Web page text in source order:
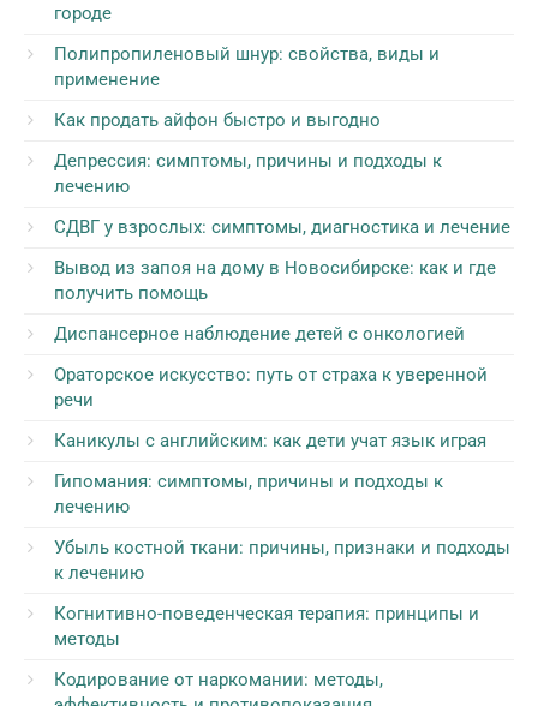
городе
Полипропиленовый шнур: свойства, виды и
применение
Как продать айфон быстро и выгодно
Депрессия: симптомы, причины и подходы к
лечению
СДВГ у взрослых: симптомы, диагностика и лечение
Вывод из запоя на дому в Новосибирске: как и где
получить помощь
Диспансерное наблюдение детей с онкологией
Ораторское искусство: путь от страха к уверенной
речи
Каникулы с английским: как дети учат язык играя
Гипомания: симптомы, причины и подходы к
лечению
Убыль костной ткани: причины, признаки и подходы
к лечению
Когнитивно-поведенческая терапия: принципы и
методы
Кодирование от наркомании: методы,